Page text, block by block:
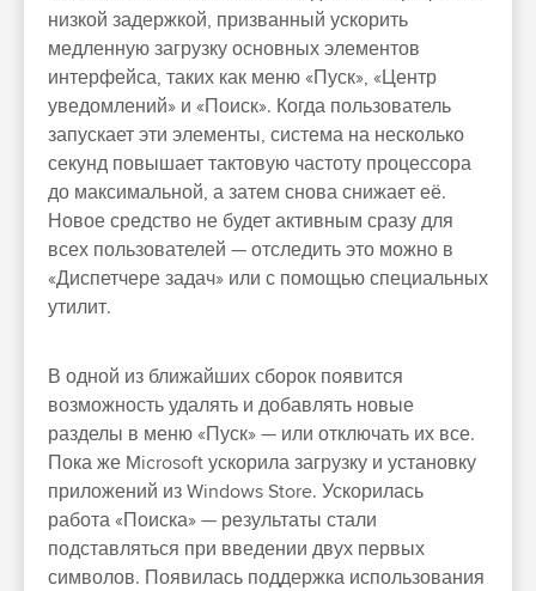
низкой задержкой, призванный ускорить
медленную загрузку основных элементов
интерфейса, таких как меню «Пуск», «Центр
уведомлений» и «Поиск». Когда пользователь
запускает эти элементы, система на несколько
секунд повышает тактовую частоту процессора
до максимальной, а затем снова снижает её.
Новое средство не будет активным сразу для
всех пользователей — отследить это можно в
«Диспетчере задач» или с помощью специальных
утилит.
В одной из ближайших сборок появится
возможность удалять и добавлять новые
разделы в меню «Пуск» — или отключать их все.
Пока же Microsoft ускорила загрузку и установку
приложений из Windows Store. Ускорилась
работа «Поиска» — результаты стали
подставляться при введении двух первых
символов. Появилась поддержка использования